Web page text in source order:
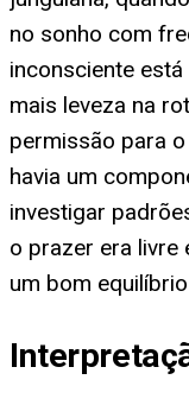
no sonho com
inconsciente
mais leveza na
permissão para
havia um
investigar
o prazer era livre
um bom